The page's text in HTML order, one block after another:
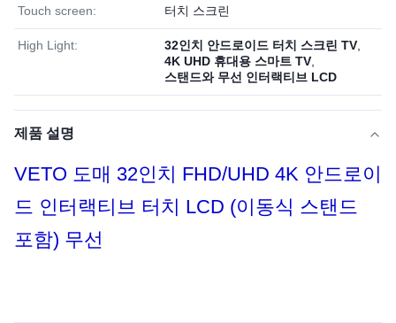
Touch screen: 터치 스크린
High Light: 32인치 안드로이드 터치 스크린 TV
4K UHD 휴대용 스마트 TV
스탠드와 무선 인터랙티브 LCD
제품 설명
VETO 도매 32인치 FHD/UHD 4K 안드로이
드 인터랙티브 터치 LCD (이동식 스탠드
포함) 무선